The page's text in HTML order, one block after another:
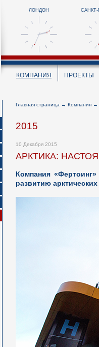
ЛОНДОН САНКТ-
КОМПАНИЯ ПРОЕКТЫ
Главная страница → Компания →
2015
10 Декабря 2015
АРКТИКА:
Компания
развитию